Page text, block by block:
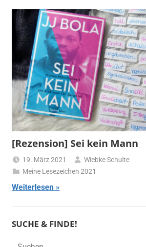
[Rezension] Sei kein Mann
19. März 2021
Wiebke Schulte
Meine Lesezeichen 2021
Weiterlesen
SUCHE & FINDE!
Suchen